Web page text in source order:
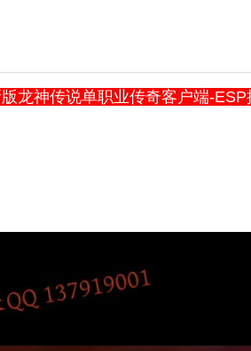
版龙神传说单职业传奇客户端-